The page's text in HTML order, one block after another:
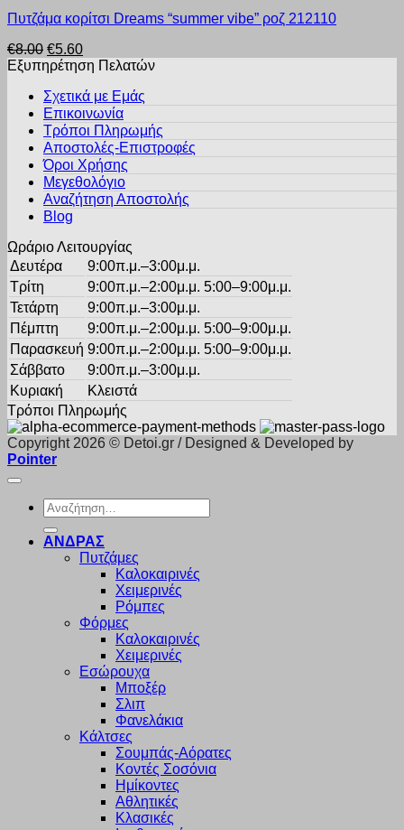
να
στη
σελίδα
προϊόντος
το
έχει
πολλαπλές
επιλογές
μπορούν
επιλεγούν
σελίδα
Πυτζάμα κορίτσι Dreams “summer vibe” ροζ 212110
€8.00 Original
price
€8.00.
€5.60Η
τρέχουσα
είναι:
€5.60.
Εξυπηρέτηση Πελατών
Σχετικά με Εμάς
Επικοινωνία
Τρόποι Πληρωμής
Αποστολές-Επιστροφές
Όροι Χρήσης
Μεγεθολόγιο
Αναζήτηση Αποστολής
Blog
Ωράριο Λειτουργίας
Δευτέρα
9:00π.μ.–3:00μ.μ.
Τρίτη
9:00π.μ.–2:00μ.μ. 5:00–9:00μ.μ.
Τετάρτη
9:00π.μ.–3:00μ.μ.
Πέμπτη
9:00π.μ.–2:00μ.μ. 5:00–9:00μ.μ.
Παρασκευή 9:00π.μ.–2:00μ.μ. 5:00–9:00μ.μ.
Σάββατο
9:00π.μ.–3:00μ.μ.
Κυριακή
Κλειστά
Τρόποι Πληρωμής
Copyright 2026 © Detoi.gr / Designed & Developed by
Pointer
Αναζήτηση
για:
ΑΝΔΡΑΣ
Πυτζάμες
Καλοκαιρινές
Χειμερινές
Ρόμπες
Φόρμες
Καλοκαιρινές
Χειμερινές
Εσώρουχα
Μποξέρ
Σλιπ
Φανελάκια
Κάλτσες
Σουμπάς-Αόρατες
Κοντές Σοσόνια
Ημίκοντες
Αθλητικές
Κλασικές